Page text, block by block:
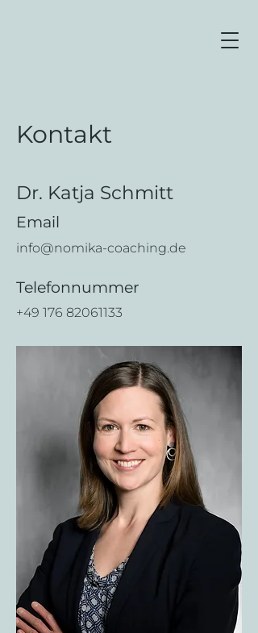
Kontakt
Dr. Katja Schmitt
Email
info@nomika-coaching.de
Telefonnummer
+49 176 82061133